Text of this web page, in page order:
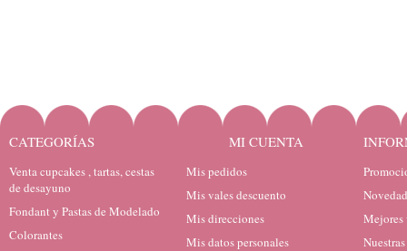
CATEGORÍAS
Venta cupcakes , tartas, cestas
de desayuno
Fondant y Pastas de Modelado
Colorantes
MI CUENTA
Mis pedidos
Mis vales descuento
Mis direcciones
Mis datos personales
Mejores